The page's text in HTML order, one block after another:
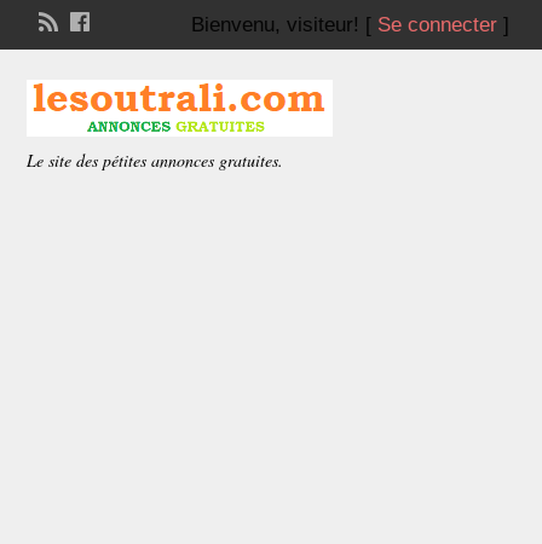
Bienvenu, visiteur! [ Se connecter]
Le site des pétites annonces gratuites.